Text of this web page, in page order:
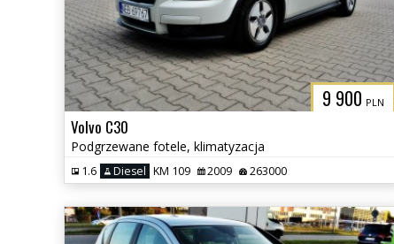
9 900 PLN
Volvo C30
Podgrzewane fotele, klimatyzacja
1.6 Diesel KM 109 2009 263000